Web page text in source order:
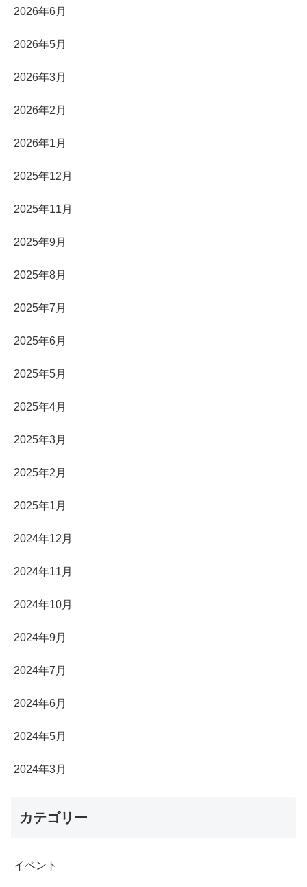
2026年6月
2026年5月
2026年3月
2026年2月
2026年1月
2025年12月
2025年11月
2025年9月
2025年8月
2025年7月
2025年6月
2025年5月
2025年4月
2025年3月
2025年2月
2025年1月
2024年12月
2024年11月
2024年10月
2024年9月
2024年7月
2024年6月
2024年5月
2024年3月
カテゴリー
イベント